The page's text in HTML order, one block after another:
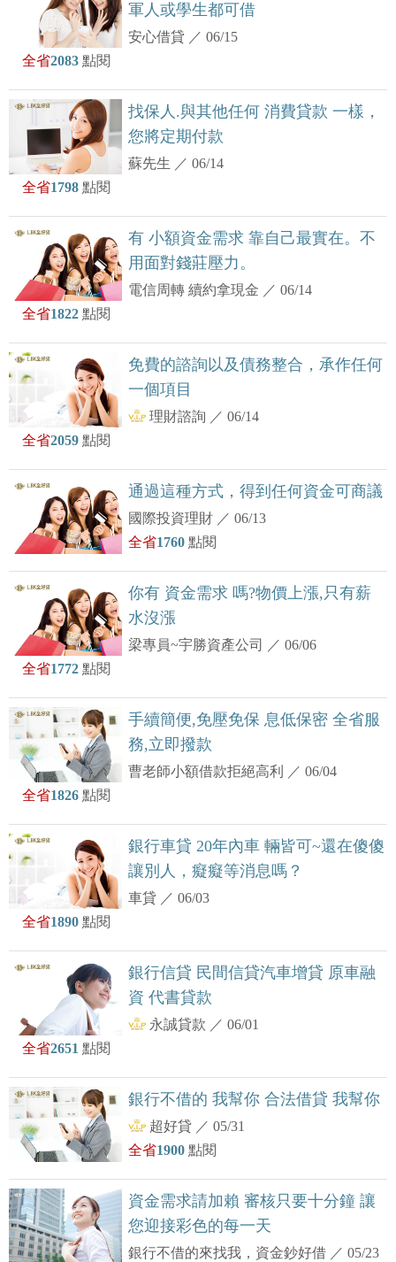
軍人或學生都可借
安心借貸 ／06/15
全省2083 點閱
找保人.與其他任何 消費貸款 一樣，
您將定期付款
蘇先生 ／06/14
全省1798 點閱
有 小額資金需求 靠自己最實在。不
用面對錢莊壓力。
電信周轉 續約拿現金 ／06/14
全省1822 點閱
免費的諮詢以及債務整合，承作任何
一個項目
理財諮詢 ／06/14
全省2059 點閱
通過這種方式，得到任何資金可商議
國際投資理財 ／06/13
全省1760點閱
你有 資金需求 嗎?物價上漲,只有薪
水沒漲
梁專員~宇勝資產公司 ／06/06
全省1772 點閱
手續簡便,免壓免保 息低保密 全省服
務,立即撥款
曹老師小額借款拒絕高利 ／06/04
全省1826 點閱
銀行車貸 20年內車 輛皆可~還在傻傻
讓別人，癡癡等消息嗎？
車貸 ／06/03
全省1890 點閱
銀行信貸 民間信貸汽車增貸 原車融
資 代書貸款
永誠貸款 ／06/01
全省2651 點閱
銀行不借的 我幫你 合法借貸 我幫你
超好貸 ／05/31
全省1900點閱
資金需求請加賴 審核只要十分鐘 讓
您迎接彩色的每一天
銀行不借的來找我，資金鈔好借 ／05/23